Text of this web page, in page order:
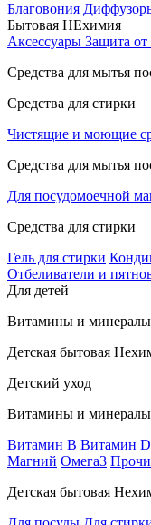
Благовония
Бытовая НЕхимия
Аксессуары Защита
Средства для мытья
Средства для стирки
Чистящие и моющие
Средства для мытья
Для посудомоечной
Средства для стирки
Гель для стирки
Отбеливатели и
Для детей
Витамины и минералы
Детская бытовая
Детский уход
Витамины и минералы
Витамин В Витамин
Магний Омега3
Детская бытовая